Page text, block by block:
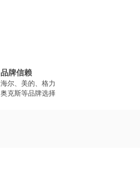
品牌信赖
海尔、美的、格力
奥克斯等品牌选择